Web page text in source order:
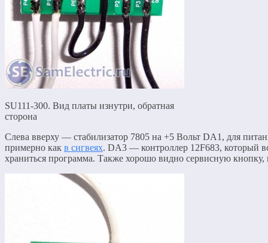
SU111-300. Вид платы изнутри, обратная
сторона
Слева вверху — стабилизатор 7805 на +5 Вольт DA1, для
примерно как в сигвеях. DA3 — контроллер 12F683, который
храниться программа. Также хорошо видно сервисную